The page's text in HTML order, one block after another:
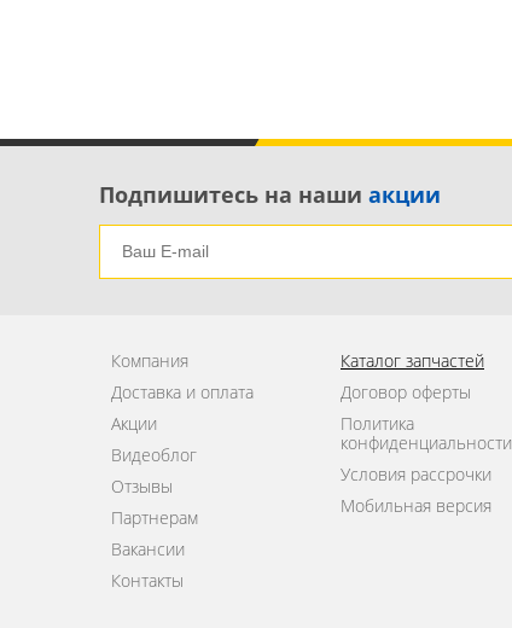
Подпишитесь на наши акции
Компания
Доставка и оплата
Акции
Видеоблог
Отзывы
Партнерам
Вакансии
Контакты
Каталог запчастей
Договор оферты
Политика
конфиденциальности
Условия рассрочки
Мобильная версия